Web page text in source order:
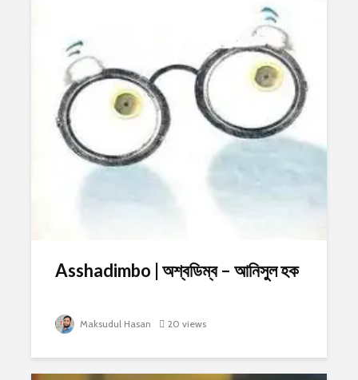
Asshadimbo | অশ্বডিম্ব – আনিসুল হক
Maksudul Hasan 20 views